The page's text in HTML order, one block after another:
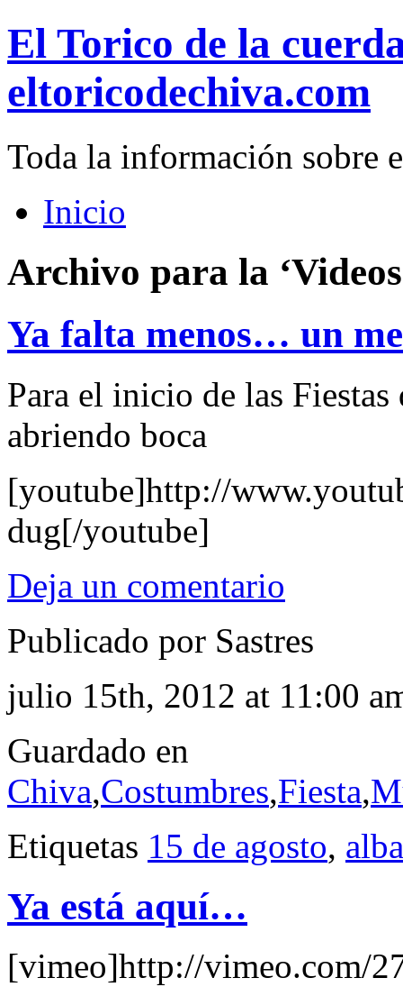
El Torico de la
eltoricodechiva.com
Toda la información sobre
Inicio
Archivo para la
Ya falta menos… un
Para el inicio de las
abriendo boca
[youtube]http://
dug[/youtube]
Deja un comentario
Publicado por Sastres
julio 15th, 2012 at 11:00
Guardado en
Chiva,Costumbres,Fiesta,
Etiquetas 15 de agosto,
Ya está aquí…
[vimeo]http://vimeo.com/